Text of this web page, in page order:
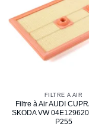
FILTRE À AIR
Filtre à Air AUDI
SKODA VW
P255